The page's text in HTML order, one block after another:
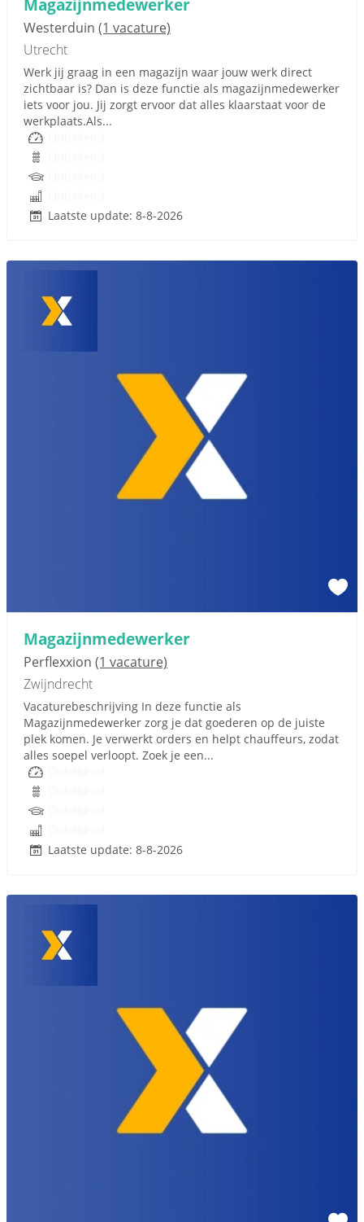
Magazijnmedewerker
Westerduin (1 vacature)
Utrecht
Werk jij graag in een magazijn waar jouw werk direct
zichtbaar is? Dan is deze functie als magazijnmedewerker
iets voor jou. Jij zorgt ervoor dat alles klaarstaat voor de
werkplaats.Als...
Laatste update: 8-8-2026
Magazijnmedewerker
Perflexxion (1 vacature)
Zwijndrecht
Vacaturebeschrijving In deze functie als
Magazijnmedewerker zorg je dat goederen op de juiste
plek komen. Je verwerkt orders en helpt chauffeurs, zodat
alles soepel verloopt. Zoek je een...
Laatste update: 8-8-2026